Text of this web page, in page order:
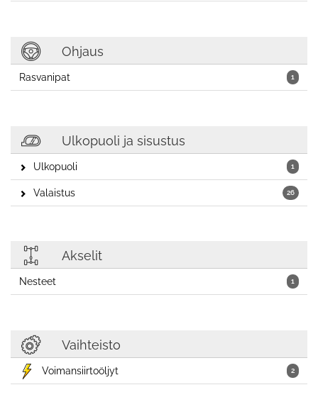
Ohjaus
1
Rasvanipat
Ulkopuoli ja sisustus
1
Ulkopuoli
26
Valaistus
Akselit
1
Nesteet
Vaihteisto
2
Voimansiirtoöljyt